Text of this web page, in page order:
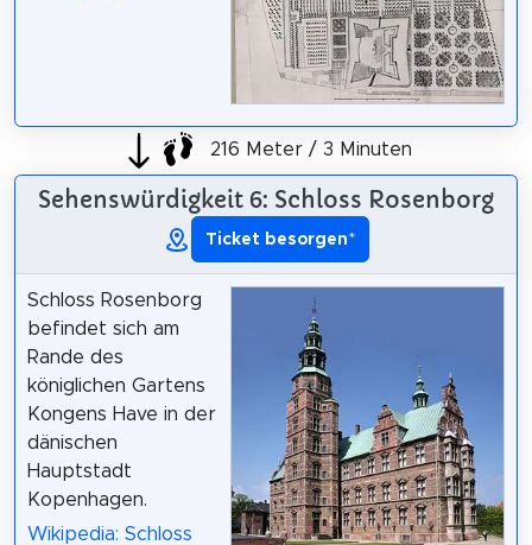
216 Meter / 3 Minuten
Sehenswürdigkeit 6: Schloss Rosenborg
Ticket besorgen*
Schloss Rosenborg
befindet sich am
Rande des
königlichen Gartens
Kongens Have in der
dänischen
Hauptstadt
Kopenhagen.
Wikipedia: Schloss